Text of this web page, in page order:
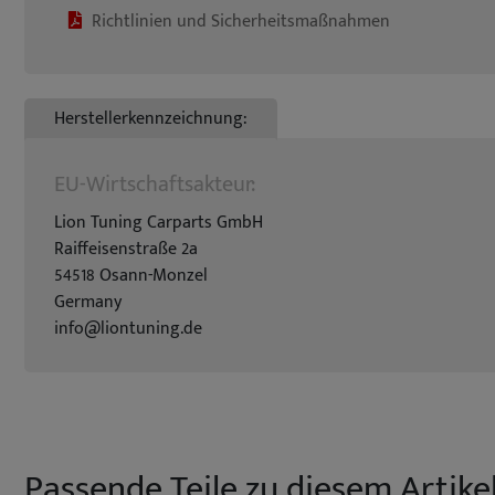
Richtlinien und Sicherheitsmaßnahmen
Herstellerkennzeichnung:
EU-Wirtschaftsakteur:
Lion Tuning Carparts GmbH
Raiffeisenstraße 2a
54518 Osann-Monzel
Germany
info@liontuning.de